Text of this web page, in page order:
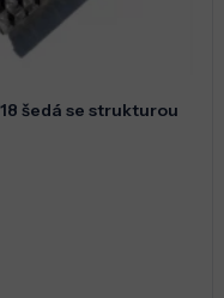
šedá se strukturou